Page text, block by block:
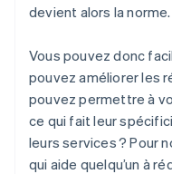
devient alors la norme.
Vous pouvez donc
pouvez améliorer les
pouvez permettre à
ce qui fait leur
leurs services ? Pour
qui aide quelqu’un à